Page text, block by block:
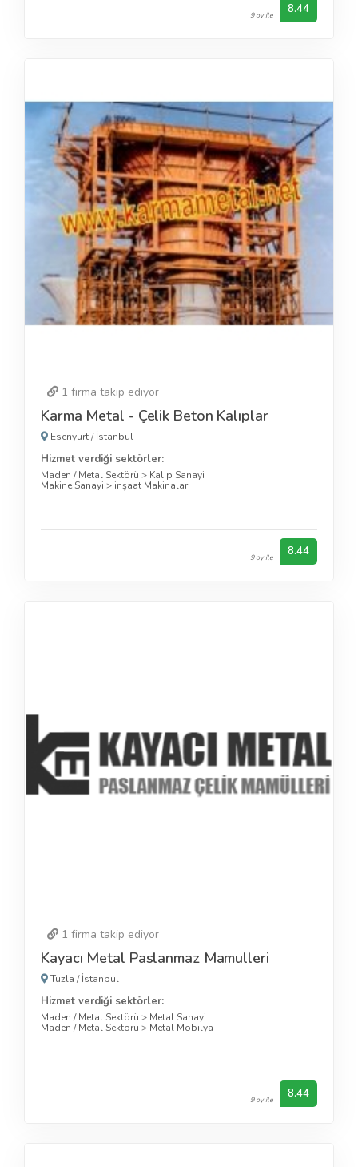
9 oy ile 8.44
1 firma takip ediyor
Karma Metal - Çelik Beton Kalıplar
Esenyurt/İstanbul
Hizmet verdiği sektörler:
Maden / Metal Sektörü > Kalıp Sanayi
Makine Sanayi > inşaat Makinaları
9 oy ile 8.44
1 firma takip ediyor
Kayacı Metal Paslanmaz Mamulleri
Tuzla /İstanbul
Hizmet verdiği sektörler:
Maden / Metal Sektörü > Metal Sanayi
Maden / Metal Sektörü > Metal Mobilya
9 oy ile 8.44